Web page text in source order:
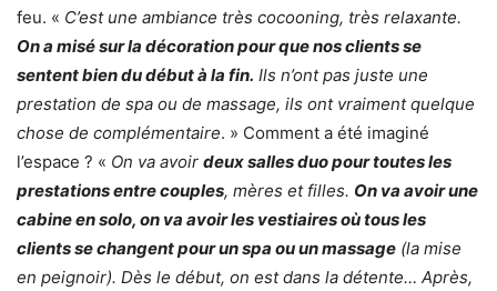
feu. « C’est une ambiance très cocooning, très relaxante.
On a misé sur la décoration pour que nos clients se
sentent bien du début à la fin. Ils n’ont pas juste une
prestation de spa ou de massage, ils ont vraiment quelque
chose de complémentaire. » Comment a été imaginé
l’espace ? « On va avoir deux salles duo pour toutes les
prestations entre couples, mères et filles. On va avoir une
cabine en solo, on va avoir les vestiaires où tous les
clients se changent pour un spa ou un massage (la mise
en peignoir). Dès le début, on est dans la détente… Après,